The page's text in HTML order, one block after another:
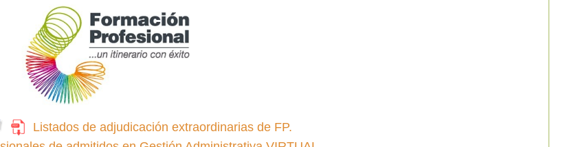
Listados de adjudicación extraordinarias de FP.